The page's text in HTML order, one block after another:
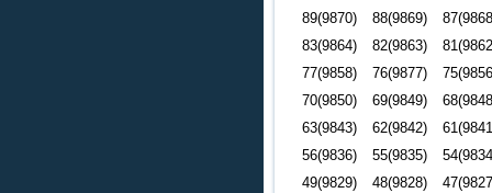
89(9870)
88(9869)
83(9864)
82(9863)
77(9858)
76(9877)
70(9850)
69(9849)
63(9843)
62(9842)
56(9836)
55(9835)
49(9829)
48(9828)